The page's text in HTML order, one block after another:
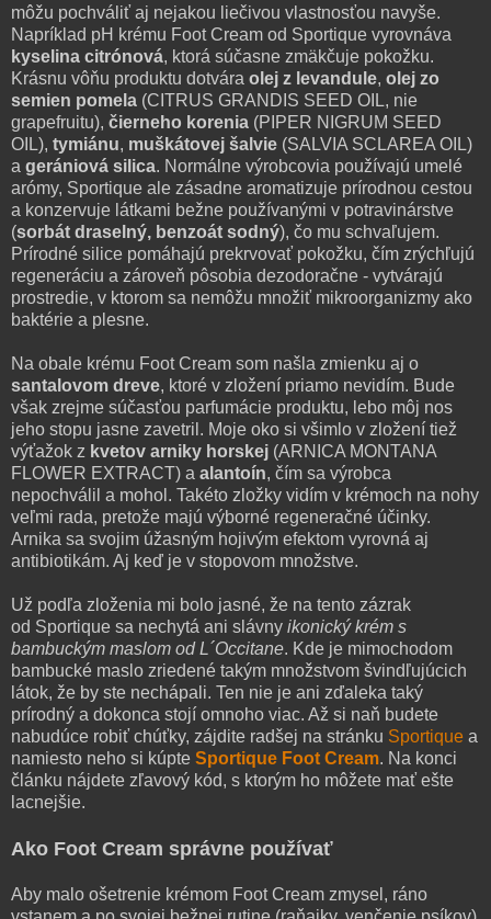
môžu pochváliť aj nejakou liečivou vlastnosťou navyše.
Napríklad pH krému Foot Cream od Sportique vyrovnáva
kyselina citrónová, ktorá súčasne zmäkčuje pokožku.
Krásnu vôňu produktu dotvára olej z levandule, olej zo
semien pomela (CITRUS GRANDIS SEED OIL, nie
grapefruitu), čierneho korenia (PIPER NIGRUM SEED
OIL), tymiánu, muškátovej šalvie (SALVIA SCLAREA OIL)
a gerániová silica. Normálne výrobcovia používajú umelé
arómy, Sportique ale zásadne aromatizuje prírodnou cestou
a konzervuje látkami bežne používanými v potravinárstve
(sorbát draselný, benzoát sodný), čo mu schvaľujem.
Prírodné silice pomáhajú prekrvovať pokožku, čím zrýchľujú
regeneráciu a zároveň pôsobia dezodoračne - vytvárajú
prostredie, v ktorom sa nemôžu množiť mikroorganizmy ako
baktérie a plesne.
Na obale krému Foot Cream som našla zmienku aj o
santalovom dreve, ktoré v zložení priamo nevidím. Bude
však zrejme súčasťou parfumácie produktu, lebo môj nos
jeho stopu jasne zavetril. Moje oko si všimlo v zložení tiež
výťažok z kvetov arniky horskej (ARNICA MONTANA
FLOWER EXTRACT) a alantoín, čím sa výrobca
nepochválil a mohol. Takéto zložky vidím v krémoch na nohy
veľmi rada, pretože majú výborné regeneračné účinky.
Arnika sa svojim úžasným hojivým efektom vyrovná aj
antibiotikám. Aj keď je v stopovom množstve.
Už podľa zloženia mi bolo jasné, že na tento zázrak
od Sportique sa nechytá ani slávny ikonický krém s
bambuckým maslom od L´Occitane. Kde je mimochodom
bambucké maslo zriedené takým množstvom švindľujúcich
látok, že by ste nechápali. Ten nie je ani zďaleka taký
prírodný a dokonca stojí omnoho viac. Až si naň budete
nabudúce robiť chúťky, zájdite radšej na stránku Sportique a
namiesto neho si kúpte Sportique Foot Cream. Na konci
článku nájdete zľavový kód, s ktorým ho môžete mať ešte
lacnejšie.
Ako Foot Cream správne používať
Aby malo ošetrenie krémom Foot Cream zmysel, ráno